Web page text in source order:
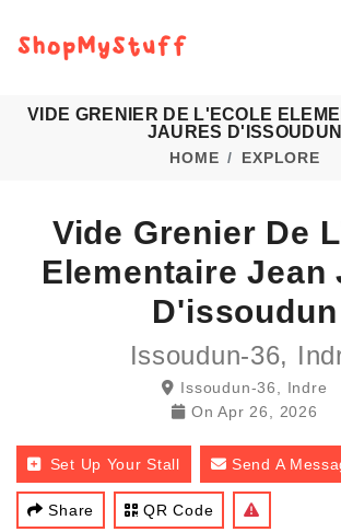
VIDE GRENIER DE L'ECOLE
JAURES D'ISSOUDUN
HOME EXPLORE
Vide Grenier De
Elementaire Jean
D'issoudun
Issoudun-36,
Issoudun-36, Indre
On Apr 26, 2026
Set Up Your Stall Send A
Share QR Code